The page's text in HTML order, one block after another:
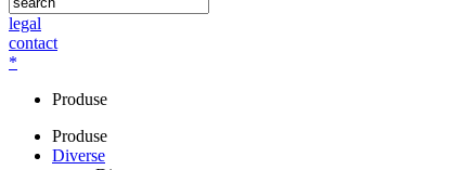
legal
contact
*
Produse
Produse
Diverse